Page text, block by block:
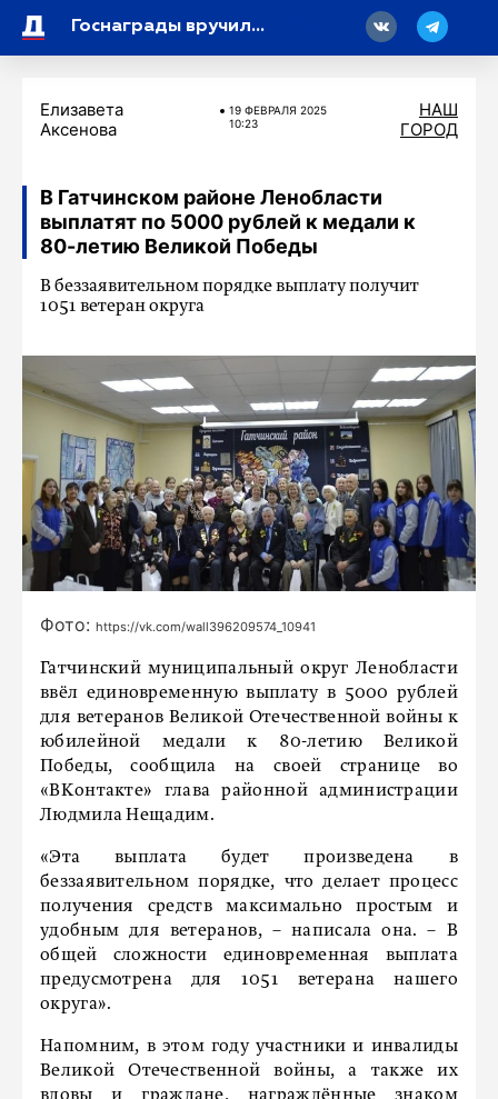
Госнаграды вручили участникам СВО в Военно-медицинской академии имени С. М. Кирова в Петербурге
Елизавета
Аксенова
19 ФЕВРАЛЯ 2025
10:23
НАШ
ГОРОД
В Гатчинском районе Ленобласти
выплатят по 5000 рублей к медали к
80-летию Великой Победы
В беззаявительном порядке выплату получит
1051 ветеран округа
Фото: https://vk.com/wall396209574_10941
Гатчинский муниципальный округ Ленобласти
ввёл единовременную выплату в 5000 рублей
для ветеранов Великой Отечественной войны к
юбилейной медали к 80-летию Великой
Победы, сообщила на своей странице во
«ВКонтакте» глава районной администрации
Людмила Нещадим.
«Эта выплата будет произведена в
беззаявительном порядке, что делает процесс
получения средств максимально простым и
удобным для ветеранов, – написала она. – В
общей сложности единовременная выплата
предусмотрена для 1051 ветерана нашего
округа».
Напомним, в этом году участники и инвалиды
Великой Отечественной войны, а также их